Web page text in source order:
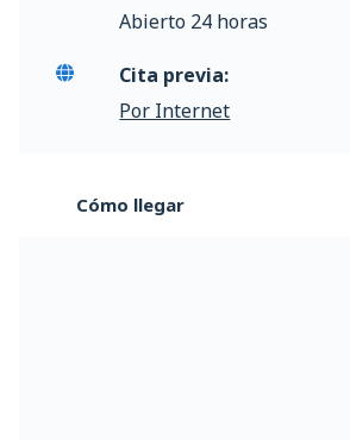
Abierto 24 horas
Cita previa:
Por Internet
Cómo llegar